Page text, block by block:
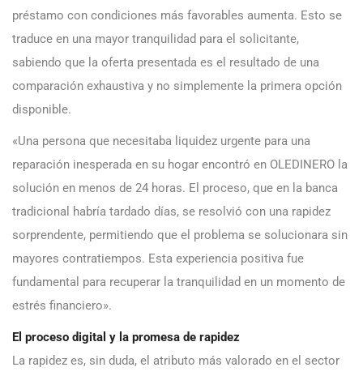
préstamo con condiciones más favorables aumenta. Esto se
traduce en una mayor tranquilidad para el solicitante,
sabiendo que la oferta presentada es el resultado de una
comparación exhaustiva y no simplemente la primera opción
disponible.
«Una persona que necesitaba liquidez urgente para una
reparación inesperada en su hogar encontró en OLEDINERO la
solución en menos de 24 horas. El proceso, que en la banca
tradicional habría tardado días, se resolvió con una rapidez
sorprendente, permitiendo que el problema se solucionara sin
mayores contratiempos. Esta experiencia positiva fue
fundamental para recuperar la tranquilidad en un momento de
estrés financiero».
El proceso digital y la promesa de rapidez
La rapidez es, sin duda, el atributo más valorado en el sector